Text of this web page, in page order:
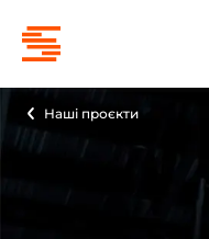
Наші проєкти